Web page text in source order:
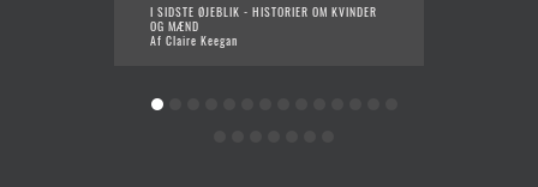
I SIDSTE ØJEBLIK - HISTORIER OM KVINDER
OG MÆND
Af Claire Keegan